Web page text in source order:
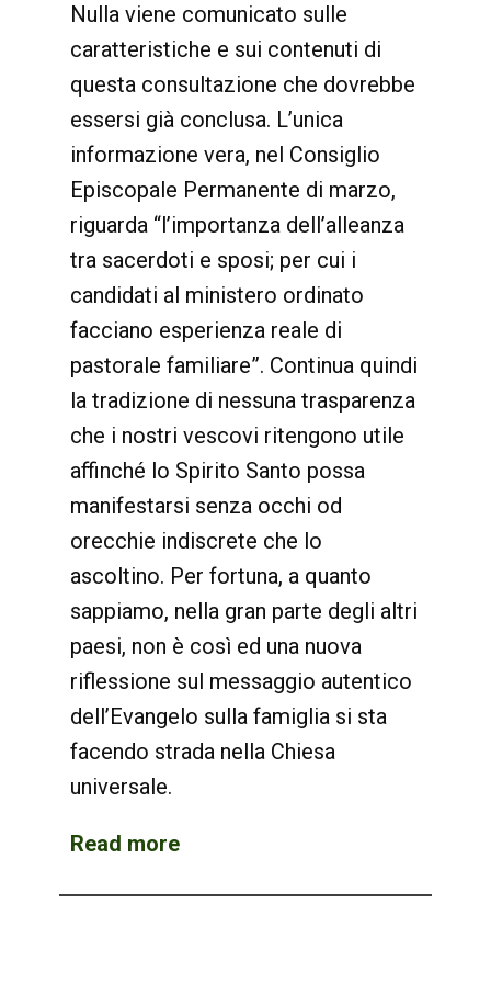
Nulla viene comunicato sulle
caratteristiche e sui contenuti di
questa consultazione che dovrebbe
essersi già conclusa. L’unica
informazione vera, nel Consiglio
Episcopale Permanente di marzo,
riguarda “l’importanza dell’alleanza
tra sacerdoti e sposi; per cui i
candidati al ministero ordinato
facciano esperienza reale di
pastorale familiare”. Continua quindi
la tradizione di nessuna trasparenza
che i nostri vescovi ritengono utile
affinché lo Spirito Santo possa
manifestarsi senza occhi od
orecchie indiscrete che lo
ascoltino. Per fortuna, a quanto
sappiamo, nella gran parte degli altri
paesi, non è così ed una nuova
riflessione sul messaggio autentico
dell’Evangelo sulla famiglia si sta
facendo strada nella Chiesa
universale.
Read more